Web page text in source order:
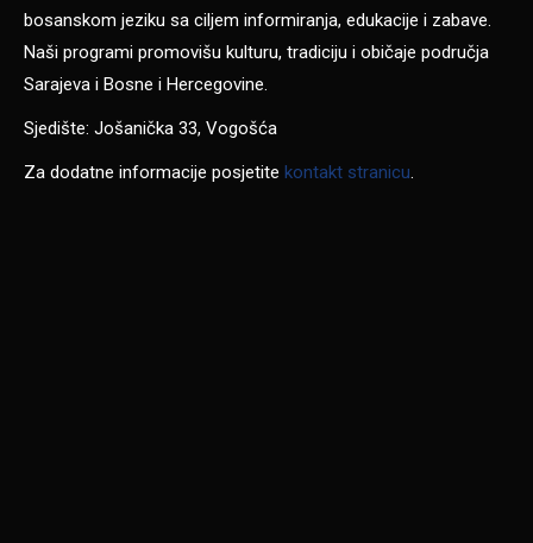
bosanskom jeziku sa ciljem informiranja, edukacije i zabave.
Naši programi promovišu kulturu, tradiciju i običaje područja
Sarajeva i Bosne i Hercegovine.
Sjedište: Jošanička 33, Vogošća
Za dodatne informacije posjetite kontakt stranicu